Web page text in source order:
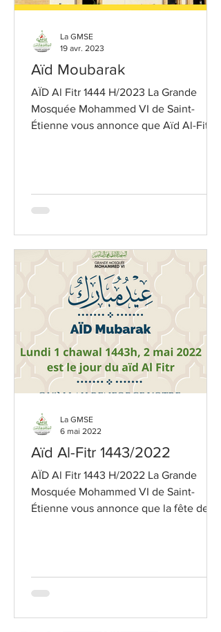
Aïd Moubarak
AÏD Al Fitr 1444 H/2023 La Grande
Mosquée Mohammed VI de Saint-
Étienne vous annonce que Aïd Al-Fitr
La GMSE
19 avr. 2023
Aïd Al-Fitr 1443/2022
AÏD Al Fitr 1443 H/2022 La Grande
Mosquée Mohammed VI de Saint-
Étienne vous annonce que la fête de
La GMSE
6 mai 2022